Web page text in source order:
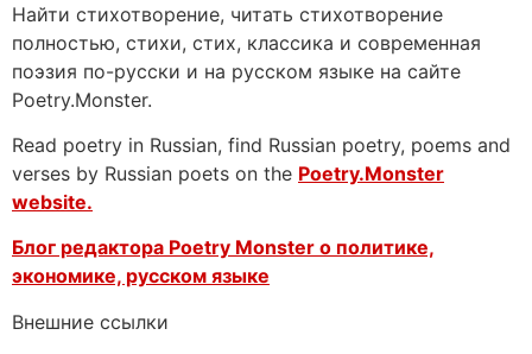
Найти стихотворение, читать стихотворение
полностью, стихи, стих, классика и современная
поэзия по-русски и на русском языке на сайте
Poetry.Monster.
Read poetry in Russian, find Russian poetry, poems and
verses by Russian poets on the Poetry.Monster
website.
Блог редактора Poetry Monster о политике,
экономике, русском языке
Внешние ссылки